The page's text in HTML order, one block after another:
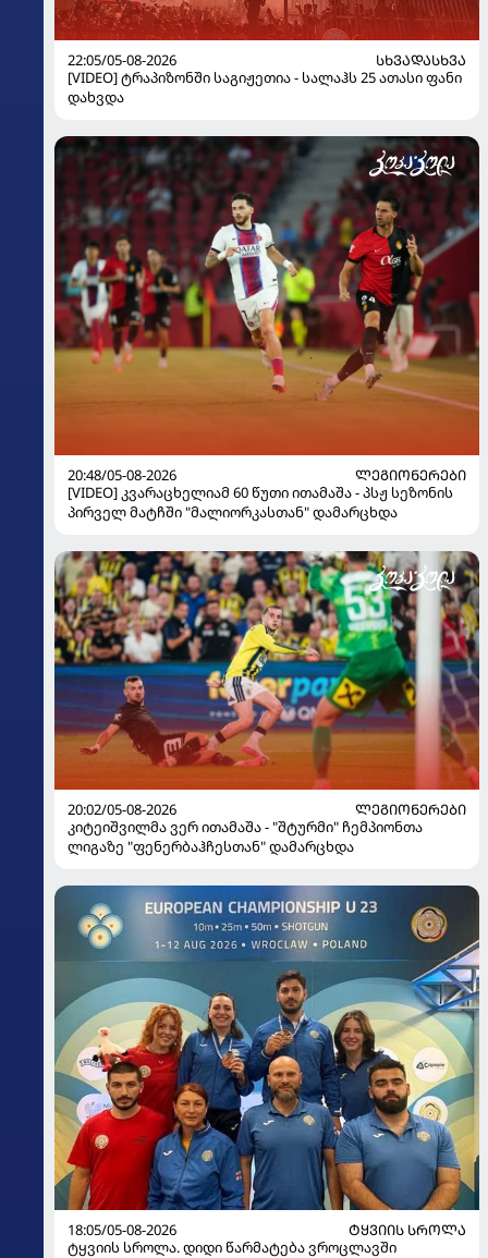
22:05/05-08-2026
ᲡᲮᲕᲐᲓᲐᲡᲮᲕᲐ
[VIDEO] ტრაპიზონში საგიჟეთია - სალაჰს 25 ათასი ფანი
დახვდა
20:48/05-08-2026
ᲚᲔᲒᲘᲝᲜᲔᲠᲔᲑᲘ
[VIDEO] კვარაცხელიამ 60 წუთი ითამაშა - პსჟ სეზონის
პირველ მატჩში "მალიორკასთან" დამარცხდა
20:02/05-08-2026
ᲚᲔᲒᲘᲝᲜᲔᲠᲔᲑᲘ
კიტეიშვილმა ვერ ითამაშა - "შტურმი" ჩემპიონთა
ლიგაზე "ფენერბაჰჩესთან" დამარცხდა
18:05/05-08-2026
ᲢᲧᲕᲘᲘᲡ ᲡᲠᲝᲚᲐ
ტყვიის სროლა. დიდი წარმატება ვროცლავში